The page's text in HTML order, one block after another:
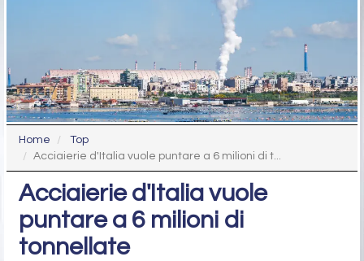
Home
Top
Acciaierie d'Italia vuole puntare a 6 milioni di t...
Acciaierie d'Italia vuole
puntare a 6 milioni di
tonnellate